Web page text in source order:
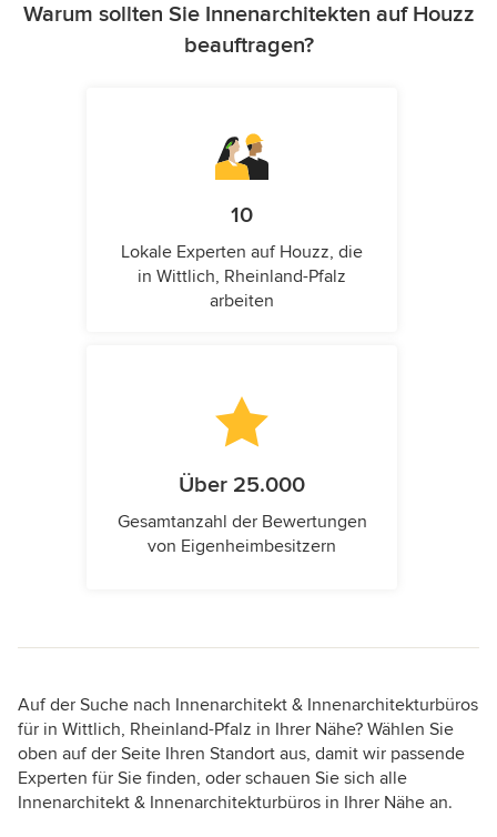
Warum sollten Sie Innenarchitekten auf Houzz
beauftragen?
10
Lokale Experten auf Houzz, die
in Wittlich, Rheinland-Pfalz
arbeiten
Über 25.000
Gesamtanzahl der Bewertungen
von Eigenheimbesitzern
Auf der Suche nach Innenarchitekt & Innenarchitekturbüros
für in Wittlich, Rheinland-Pfalz in Ihrer Nähe? Wählen Sie
oben auf der Seite Ihren Standort aus, damit wir passende
Experten für Sie finden, oder schauen Sie sich alle
Innenarchitekt & Innenarchitekturbüros in Ihrer Nähe an.